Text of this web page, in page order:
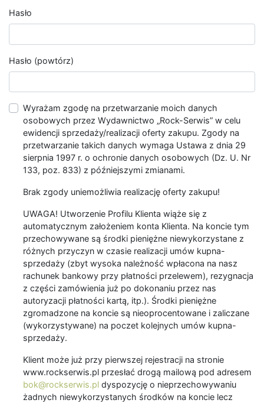
Hasło
Hasło (powtórz)
Wyrażam zgodę na przetwarzanie moich danych
osobowych przez Wydawnictwo „Rock-Serwis” w celu
ewidencji sprzedaży/realizacji oferty zakupu. Zgody na
przetwarzanie takich danych wymaga Ustawa z dnia 29
sierpnia 1997 r. o ochronie danych osobowych (Dz. U. Nr
133, poz. 833) z późniejszymi zmianami.
Brak zgody uniemożliwia realizację oferty zakupu!
UWAGA! Utworzenie Profilu Klienta wiąże się z
automatycznym założeniem konta Klienta. Na koncie tym
przechowywane są środki pieniężne niewykorzystane z
różnych przyczyn w czasie realizacji umów kupna-
sprzedaży (zbyt wysoka należność wpłacona na nasz
rachunek bankowy przy płatności przelewem), rezygnacja
z części zamówienia już po dokonaniu przez nas
autoryzacji płatności kartą, itp.). Środki pieniężne
zgromadzone na koncie są nieoprocentowane i zaliczane
(wykorzystywane) na poczet kolejnych umów kupna-
sprzedaży.
Klient może już przy pierwszej rejestracji na stronie
www.rockserwis.pl przesłać drogą mailową pod adresem
bok@rockserwis.pl dyspozycję o nieprzechowywaniu
żadnych niewykorzystanych środków na koncie lecz